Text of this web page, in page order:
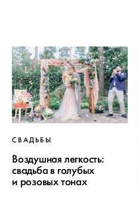
СВАДЬБЫ
Воздушная легкость:
свадьба в голубых
и розовых тонах